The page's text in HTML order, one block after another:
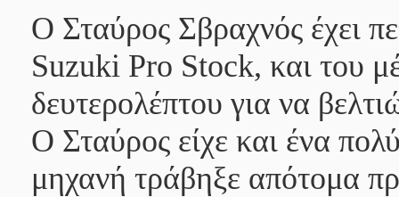
Ο Σταύρος Σβραχνόςέχει
Suzuki Pro Stock, και του
δευτερολέπτου για να
Ο Σταύρος είχε και ένα
μηχανή τράβηξε απότομα